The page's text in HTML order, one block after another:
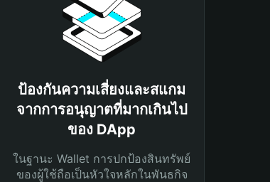
ป้องกันความเสี่ยงและสแกม
จากการอนุญาตที่มากเกินไป
ของ DApp
ในฐานะ Wallet การปกป้องสินทรัพย์
ของผู้ใช้ถือเป็นหัวใจหลักในพันธกิจ